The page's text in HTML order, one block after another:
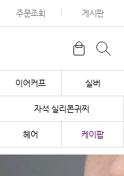
주문조회 게시판
이어커프 실버
자석 실리콘귀찌
헤어 케이팝